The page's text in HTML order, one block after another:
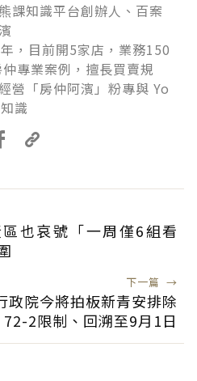
課知識平台創辦人、百案
，目前開5家店，業務150
專業案例，擅長買賣規
營「房仲阿濱」粉專與 Yo
識
也哀號「一周僅6組看
下一篇 →
政院今將拍板新青安排除
72-2限制、回溯至9月1日